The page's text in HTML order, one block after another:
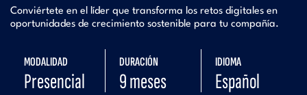
Conviértete en el líder que transforma los retos digitales en
oportunidades de crecimiento sostenible para tu compañía.
MODALIDAD
Presencial
DURACIÓN
9 meses
IDIOMA
Español